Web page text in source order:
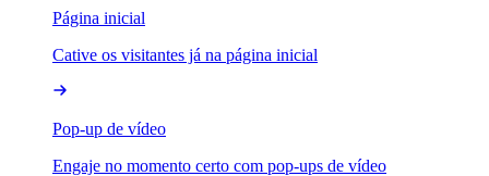
Página inicial
Cative os visitantes já na página inicial
Pop-up de vídeo
Engaje no momento certo com pop-ups de vídeo